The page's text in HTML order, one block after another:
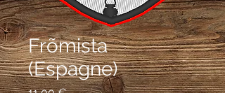
Frõmista
(Espagne)